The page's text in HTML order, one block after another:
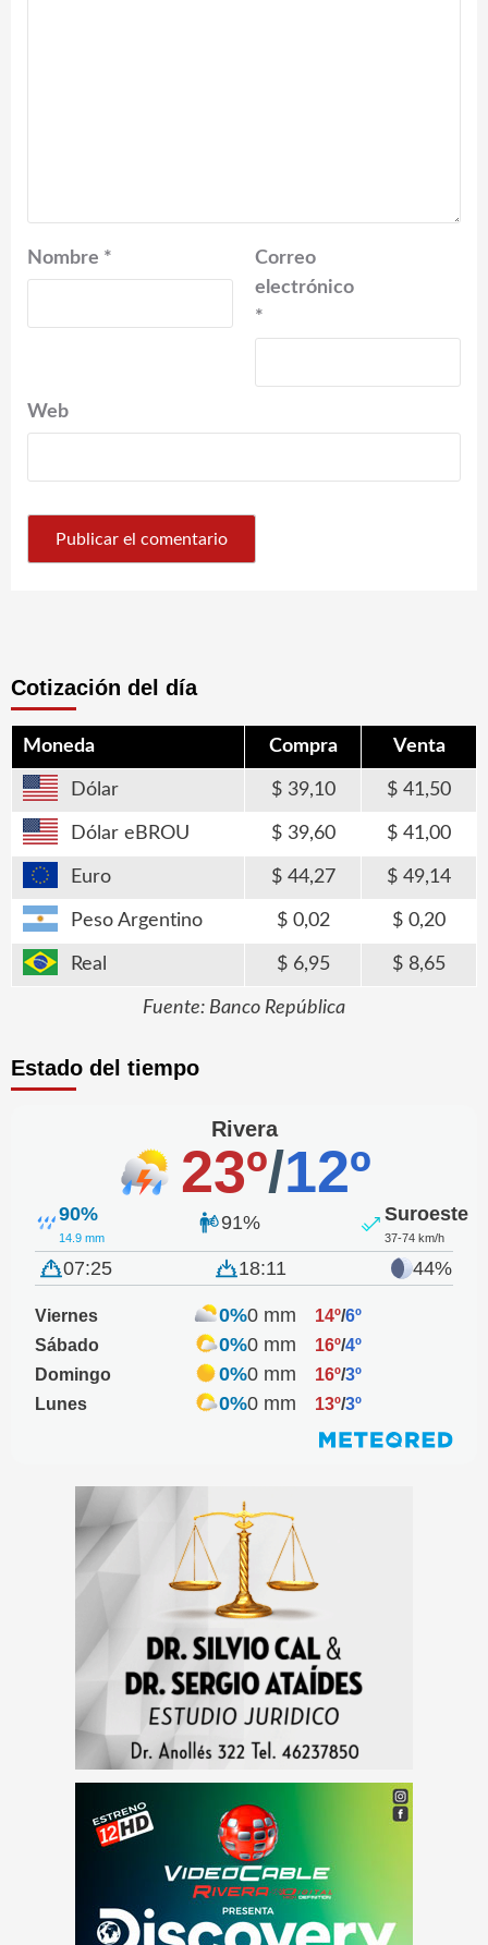
Nombre *
Correo
electrónico
*
Web
Cotización del día
Moneda Compra Venta
Dólar 39,10 41,50
Dólar eBROU 39,60 41,00
Euro 44,27 49,14
Peso Argentino 0,02 0,20
Real 6,95 8,65
Fuente: Banco República
Estado del tiempo
Rivera
23º/12º
90%
14.9 mm
91% Suroeste
37-74 km/h
07:25 18:11 44%
Viernes 0%0 mm 14º/6º
Sábado
0%0 mm 16º/4º
Domingo
0%0 mm 16º/3º
Lunes
0%0 mm 13º/3º